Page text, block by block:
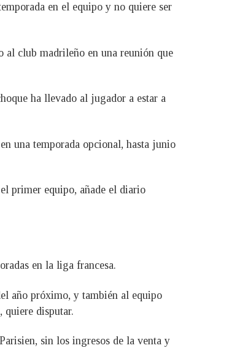
en el equipo y no quiere ser
al club madrileño en una reunión que
ha llevado al jugador a estar a
una temporada opcional, hasta junio
primer equipo, añade el diario
en la liga francesa.
año próximo, y también al equipo
quiere disputar.
sin los ingresos de la venta y